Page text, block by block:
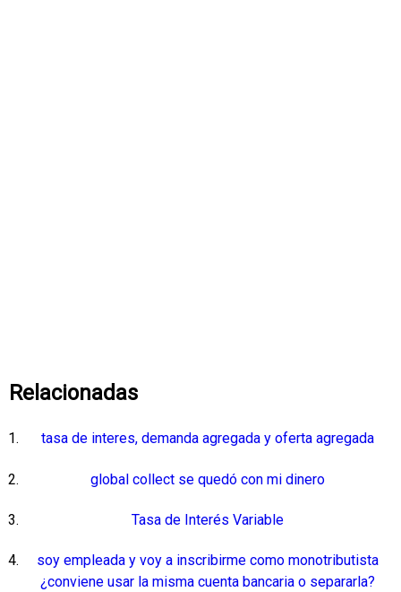
Relacionadas
tasa de interes, demanda agregada y oferta agregada
global collect se quedó con mi dinero
Tasa de Interés Variable
soy empleada y voy a inscribirme como monotributista
¿conviene usar la misma cuenta bancaria o separarla?